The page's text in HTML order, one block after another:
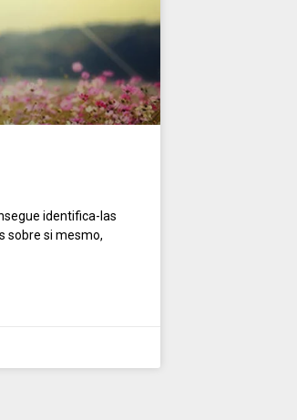
identifica-las
sobre si mesmo,